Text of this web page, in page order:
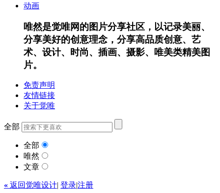
动画
唯然是觉唯网的图片分享社区，以记录美丽、
分享美好的创意理念，分享高品质创意、艺
术、设计、时尚、插画、摄影、唯美类精美图
片。
免责声明
友情链接
关于觉唯
全部
全部
唯然
文章
« 返回觉唯设计| 登录|注册